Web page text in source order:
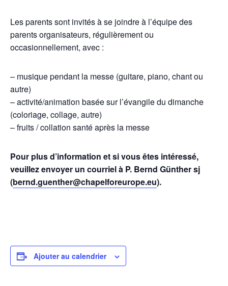
Les parents sont invités à se joindre à l’équipe des
parents organisateurs, régulièrement ou
occasionnellement, avec :
– musique pendant la messe (guitare, piano, chant ou
autre)
– activité/animation basée sur l’évangile du dimanche
(coloriage, collage, autre)
– fruits / collation santé après la messe
Pour plus d’information et si vous êtes intéressé,
veuillez envoyer un courriel à P. Bernd Günther sj
(bernd.guenther@chapelforeurope.eu).
Ajouter au calendrier